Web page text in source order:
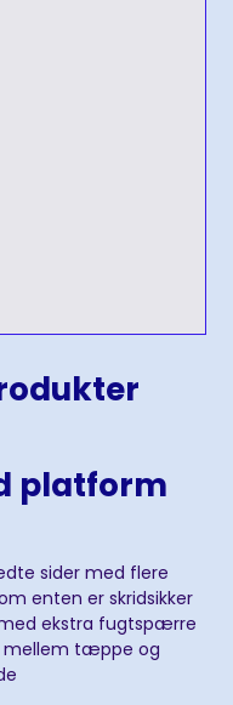
platform
sider med flere
enten er skridsikker
ekstra fugtspærre
tæppe og